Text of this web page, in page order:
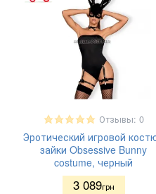
Отзывы: 0
Эротический игровой
зайки Obsessive Bunny
costume, черный
3 089грн